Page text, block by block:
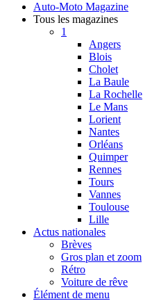
Auto-Moto Magazine
Tous les magazines
1
Angers
Blois
Cholet
La Baule
La Rochelle
Le Mans
Lorient
Nantes
Orléans
Quimper
Rennes
Tours
Vannes
Toulouse
Lille
Actus nationales
Brèves
Gros plan et zoom
Rétro
Voiture de rêve
Élément de menu